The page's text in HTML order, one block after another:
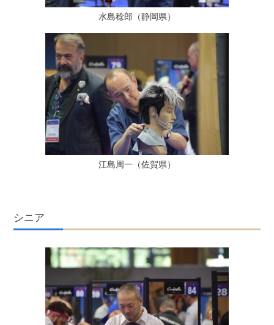
水島稔郎（静岡県）
江島周一（佐賀県）
シニア